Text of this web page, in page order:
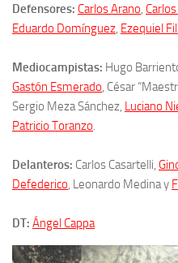
Defensores: Carlos Arano,
Eduardo Domínguez, Ezequiel
Mediocampistas: Hugo
Gastón Esmerado, César
Sergio Meza Sánchez, Luciano
Patricio Toranzo.
Delanteros: Carlos Casartelli,
Defederico, Leonardo Medina y
DT: Ángel Cappa